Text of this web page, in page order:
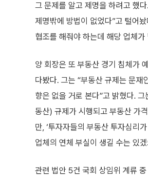
그 문제를 알고 제명을 하려고 했
제명밖에 방법이 없었다”고 털어
협조를 해줘야 하는데 해당 업체
양 회장은 또 부동산 경기 침체가
다봤다. 그는 “부동산 규제는 문
향은 없을 거로 본다”고 밝혔다.
동산) 규제가 시행되고 부동산 가
만, ‘투자자들의 부동산 투자심리
업체의 연체 부실이 생길 수는 있
관련 법안 5건 국회 상임위 계류 중